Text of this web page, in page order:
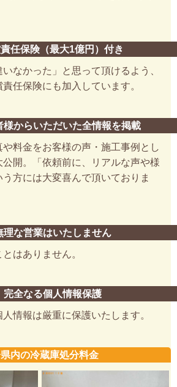
責任保険（最大1億円）付き
いなかった」と思って頂けるよう、
任保険にも加入しています。
様からいただいた全情報を掲載
料金をお客様の声・施工事例とし
開。「依頼前に、リアルな声や様
方には大変喜んで頂いておりま
理な営業はいたしません
はありません。
完全なる個人情報保護
情報は厳重に保護いたします。
内の冷蔵庫処分料金